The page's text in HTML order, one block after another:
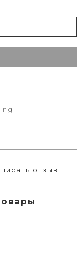
+
отзыв